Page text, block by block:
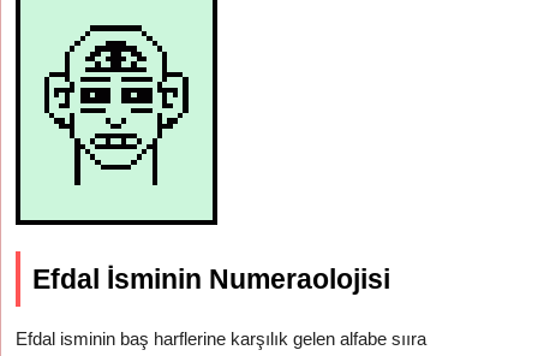
Efdal İsminin Numeraolojisi
Efdal isminin baş harflerine karşılık gelen alfabe sııra